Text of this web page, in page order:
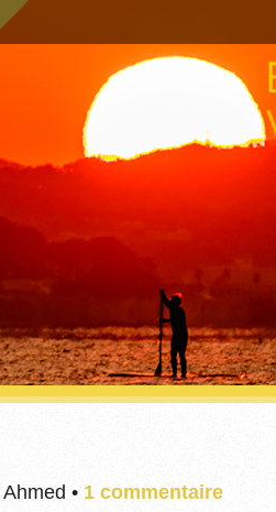
Ahmed • 1 commentaire